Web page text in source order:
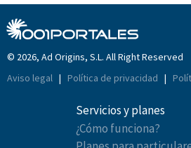
© 2026, Ad Origins, S.L. All Right Reserved
Aviso legal | Política de privacidad |
Servicios y planes
¿Cómo funciona?